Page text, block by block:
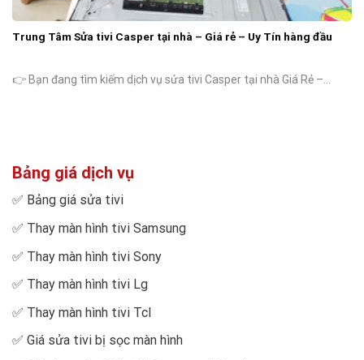
Trung Tâm Sửa tivi Casper tại nhà – Giá rẻ – Uy Tín hàng đầu
👉 Bạn đang tìm kiếm dịch vụ sửa tivi Casper tại nhà Giá Rẻ –...
Bảng giá dịch vụ
✅ Bảng giá sửa tivi
✅ Thay màn hình tivi Samsung
✅ Thay màn hình tivi Sony
✅ Thay màn hình tivi Lg
✅ Thay màn hình tivi Tcl
✅ Giá sửa tivi bị sọc màn hình